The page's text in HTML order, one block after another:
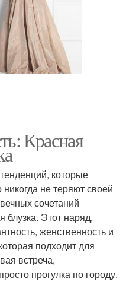
Красная
которые
никогда не теряют своей
сочетаний
блузка. Этот наряд,
женственность и
подходит для
встреча,
прогулка по городу.